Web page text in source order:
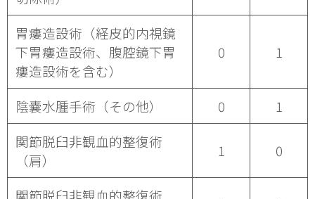
胃瘻造設術（経皮的内視鏡
下胃瘻造設術、腹腔鏡下胃
瘻造設術を含む）
0 1
陰嚢水腫手術（その他） 0
1
関節脱臼非観血的整復術
（肩）
1 0